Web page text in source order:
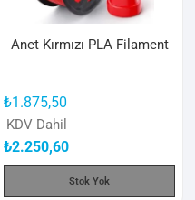
Anet Kırmızı PLA Filament
₺1.875,50
KDV Dahil
₺2.250,60
Stok Yok